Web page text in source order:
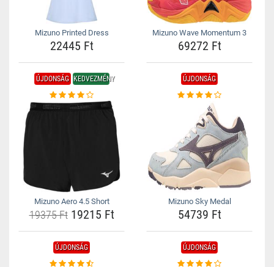
Mizuno Printed Dress
22445 Ft
Mizuno Wave Momentum 3
69272 Ft
ÚJDONSÁG KEDVEZMÉNY
Mizuno Aero 4.5 Short
19375 Ft19215 Ft
ÚJDONSÁG
Mizuno Sky Medal
54739 Ft
ÚJDONSÁG ÚJDONSÁG